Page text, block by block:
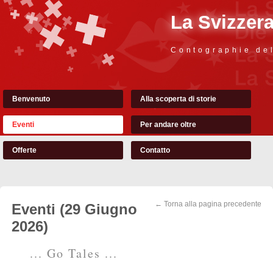
La
Contographie
Benvenuto Alla scoperta di storie
Eventi Per andare oltre
Offerte Contatto
← Torna alla pagina precedente
Eventi (29 Giugno
2026)
... Go Tales ...